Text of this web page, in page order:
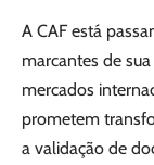
A CAF está
marcantes de
mercados
prometem
a validação de